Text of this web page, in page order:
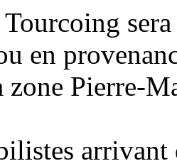
en
zone Pierre-